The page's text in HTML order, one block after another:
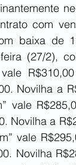
com
baixa de
(27/2),
Novilha a
vale
Novilha a
vale
Novilha